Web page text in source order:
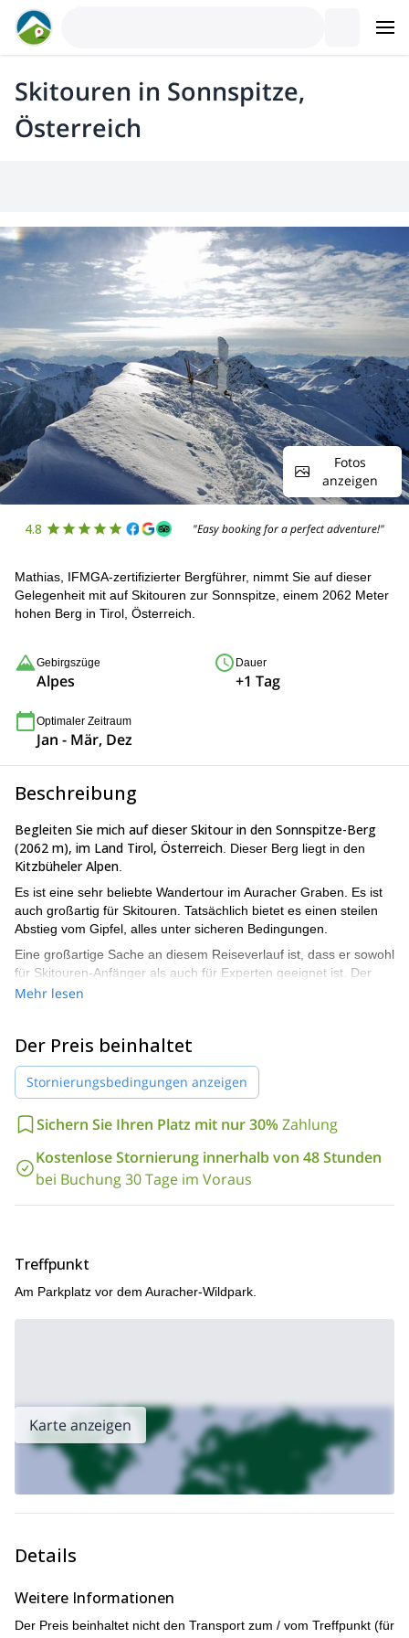
Skitouren in Sonnspitze,
Österreich
Fotos
anzeigen
4.8 "Easy booking for a perfect adventure!"
Mathias, IFMGA-zertifizierter Bergführer, nimmt Sie auf dieser
Gelegenheit mit auf Skitouren zur Sonnspitze, einem 2062 Meter
hohen Berg in Tirol, Österreich.
Gebirgszüge
Alpes
Dauer
+1 Tag
Optimaler Zeitraum
Jan - Mär, Dez
Beschreibung
Begleiten Sie mich auf dieser Skitour in den Sonnspitze-Berg
(2062 m), im Land Tirol, Österreich . Dieser Berg liegt in den
Kitzbüheler Alpen
Es ist eine sehr beliebte Wandertour im Auracher Graben. Es ist
auch großartig für Skitouren. Tatsächlich bietet es einen steilen
Abstieg vom Gipfel, alles unter sicheren Bedingungen.
Eine großartige Sache an diesem Reiseverlauf ist, dass er sowohl
für Skitouren-Anfänger als auch für Experten geeignet ist. Der
Höhenunterschied während des Programms beträgt 1044 m.
steiles alpines Gelände auf. Zuerst gehen wir über die
Niederwildalm hinauf zur Hochwildalmhütte (1557 m). Rechts,
leicht unterhalb der Hütte entlang des Wegweisers, ein paar
von Schotting queren. In einem großen Bogen durch den sehr
Gipfel steigt von Süden über den Kamm zum höchsten Punkt an.
Einige nahegelegene Resorts sindKitzbühel, Fieberbrunn und
Saalbach-Hinterglemm. Wenn Sie während Ihrer Skireise in
mich bitte, damit wir im Winter gemeinsam losziehen können!
Ein weiteres großartiges Programm, das Sie sich ansehen
Geführtes Off-Piste-Skifahren in Sankt Anton
Mehr lesen
Der Preis beinhaltet
Stornierungsbedingungen anzeigen
Sichern Sie Ihren Platz mit nur 30%Zahlung
Kostenlose Stornierung innerhalb von 48 Stunden
bei Buchung 30 Tage im Voraus
Treffpunkt
Am Parkplatz vor dem Auracher-Wildpark.
Karte anzeigen
Details
Weitere Informationen
Der Preis beinhaltet nicht den Transport zum / vom Treffpunkt (für